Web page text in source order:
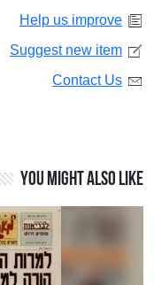
Help us improve
Suggest new item
Contact Us
You might also like